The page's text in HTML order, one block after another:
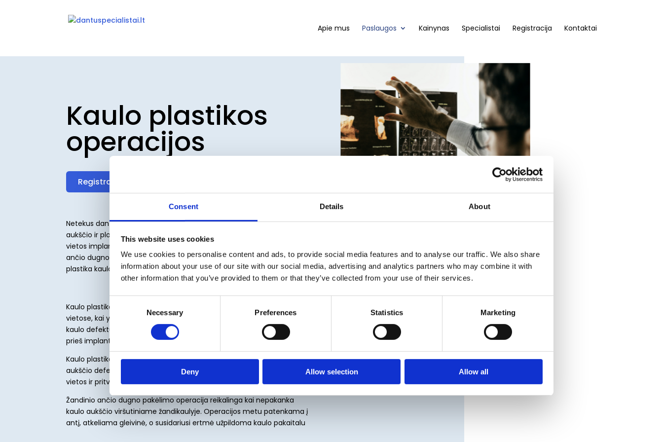
Consent Details About
This website uses cookies
We use cookies to personalise content and ads, to provide social media features and to analyse our traffic. We also share
information about your use of our site with our social media, advertising and analytics partners who may combine it with
other information that you’ve provided to them or that they’ve collected from your use of their services.
Necessary Preferences Statistics Marketing
Deny Allow selection Allow all
Apie mus Paslaugos Kainynas Specialistai Registracija Kontaktai
Kaulo plastikos
operacijos
Registracija
Netekus danties vyksta kaulo nykimo procecas – t.y. žandikaulio keteros
aukščio ir pločio mažėjimas. Kai atrofija yra didelė paprasčiausiai nelieka
vietos implantui. Tada atliekamos kaulo plastikos procedūros: žandinio
ančio dugno pakėlimo operacija, kaulo plastika kaulo pakaitalais, kaulo
plastika kaulo bloku.
Kaulo plastika kaulo pakaitalais gali būti atliekama įvairiose žandikaulio
vietose, kai yra nepakankamas kaulo plotis arba reikia užpildyti smulkius
kaulo defektus. Šios procedūros atliekamos implantacijos metu arba
prieš implantaciją, naudojant įvairius kaulo pakaitalus ir membranas.
Kaulo plastika kaulo bloku atliekama esant didesniems kaulo pločio ar
aukščio defektams. Kaulo fragmentas paimamas iš kitos žandikaulio
vietos ir pritvirtinamas defekto vietoje.
Žandinio ančio dugno pakėlimo operacija reikalinga kai nepakanka
kaulo aukščio viršutiniame žandikaulyje. Operacijos metu patenkama į
antį, atkeliama gleivinė, o susidariusi ertmė užpildoma kaulo pakaitalu